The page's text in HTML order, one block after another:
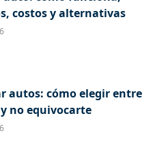
costos y alternativas
autos: cómo elegir entre
no equivocarte